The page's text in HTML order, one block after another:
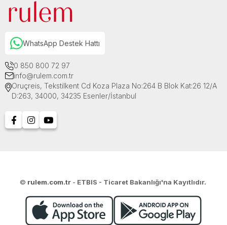
WhatsApp Destek Hattı
0 850 800 72 97
info@rulem.com.tr
Oruçreis, Tekstilkent Cd Koza Plaza No:264 B Blok Kat:26 12/A
D:263, 34000, 34235 Esenler/İstanbul
© rulem.com.tr - ETBIS - Ticaret Bakanlığı'na Kayıtlıdır.